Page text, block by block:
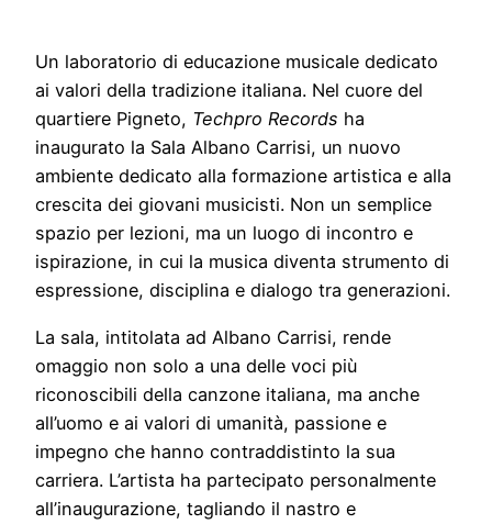
Un laboratorio di educazione musicale dedicato
ai valori della tradizione italiana. Nel cuore del
quartiere Pigneto, Techpro Records ha
inaugurato la Sala Albano Carrisi, un nuovo
ambiente dedicato alla formazione artistica e alla
crescita dei giovani musicisti. Non un semplice
spazio per lezioni, ma un luogo di incontro e
ispirazione, in cui la musica diventa strumento di
espressione, disciplina e dialogo tra generazioni.
La sala, intitolata ad Albano Carrisi, rende
omaggio non solo a una delle voci più
riconoscibili della canzone italiana, ma anche
all’uomo e ai valori di umanità, passione e
impegno che hanno contraddistinto la sua
carriera. L’artista ha partecipato personalmente
all’inaugurazione, tagliando il nastro e